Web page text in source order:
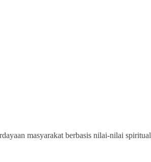
masyarakat berbasis nilai-nilai spiritual